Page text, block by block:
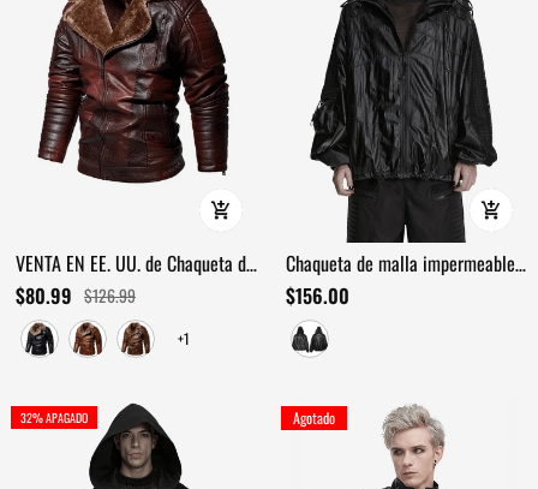
VENTA EN EE. UU. de Chaqueta de
Cuero con Cuello de Piel Gruesa /
Chaquetas Cálidas con Cremallera
y Bolsillos
$80.99 $126.99
+1
Chaqueta de malla impermeable
con capucha estilo cyberpunk
para hombre negra
$156.00
32% APAGADO Agotado